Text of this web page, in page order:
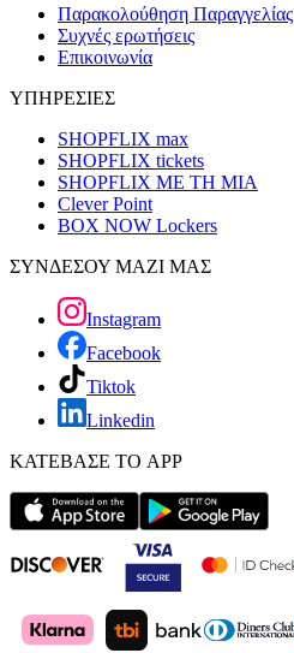
Παρακολούθηση Παραγγελίας
Συχνές ερωτήσεις
Επικοινωνία
ΥΠΗΡΕΣΙΕΣ
SHOPFLIX max
SHOPFLIX tickets
SHOPFLIX ΜΕ ΤΗ ΜΙΑ
Clever Point
BOX NOW Lockers
ΣΥΝΔΕΣΟΥ ΜΑΖΙ ΜΑΣ
Instagram
Facebook
Tiktok
Linkedin
ΚΑΤΕΒΑΣΕ ΤΟ APP